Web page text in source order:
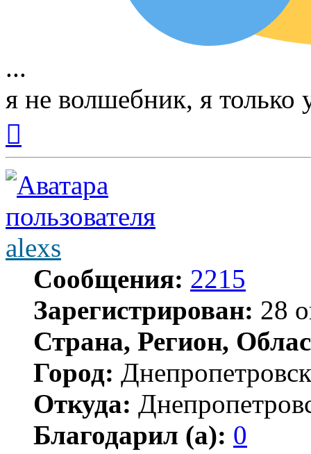
...
я не волшебник, я только
началу
alexs
Сообщения: 2215
Зарегистрирован: 28
Страна, Регион,
Город: Днепропетровск
Откуда:
Благодарил (а): 0